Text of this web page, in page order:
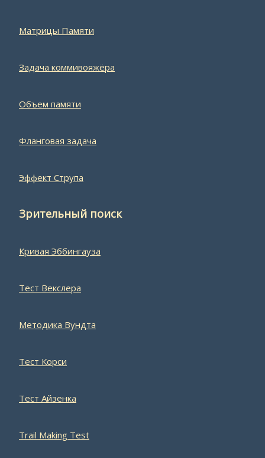
Матрицы Памяти
Задача коммивояжёра
Объем памяти
Фланговая задача
Эффект Струпа
Зрительный поиск
Кривая Эббингауза
Тест Векслера
Методика Вундта
Тест Корси
Тест Айзенка
Trail Making Test